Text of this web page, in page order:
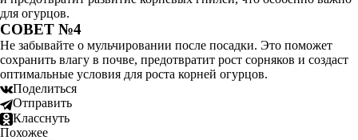
для огурцов.
СОВЕТ №4
Не забывайте о мульчировании после посадки. Это поможет
сохранить влагу в почве, предотвратит рост сорняков и создаст
оптимальные условия для роста корней огурцов.
Поделиться
Отправить
Класснуть
Похожее